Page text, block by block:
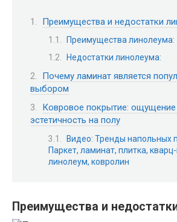
Преимущества и недостатки
Преимущества линолеума:
Недостатки линолеума:
Почему ламинат является
выбором
Ковровое покрытие: ощущение
эстетичность на полу
Видео: Тренды напольных
Паркет, ламинат, плитка,
линолеум, ковролин
Преимущества и